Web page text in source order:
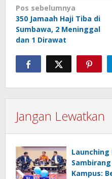
Navigasi
pos
Pos sebelumnya
350 Jamaah Haji Tiba di
Sumbawa, 2 Meninggal
dan 1 Dirawat
Jangan Lewatkan
Launching
Kampus: